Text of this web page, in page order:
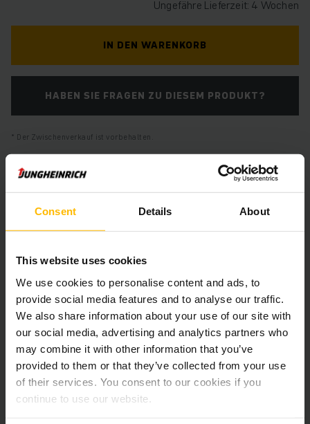
Consent Details About
This website uses cookies
We use cookies to personalise content and ads, to
provide social media features and to analyse our traffic.
We also share information about your use of our site with
our social media, advertising and analytics partners who
may combine it with other information that you’ve
provided to them or that they’ve collected from your use
of their services. You consent to our cookies if you
continue to use our website.
Ungefähre Lieferzeit: 4 Wochen
IN DEN WARENKORB
HABEN SIE FRAGEN ZU DIESEM PRODUKT?
Der Zwischenverkauf ist vorbehalten.
Produktinformationen
Der folgende Abschnitt bietet eine umfassende
Ausstattungen des Fahrzeugs.
Technische Daten
Batterie Blei-Säure, 48 V / 775 Ah
Batterie Aufarbeitungsjahr 2025
Baujahr